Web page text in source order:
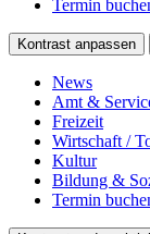
Termin
Kontrast anpassen
News
Amt &
Freizeit
Wirtschaft /
Kultur
Bildung &
Termin